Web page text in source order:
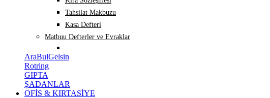
Tahsilat Makbuzu
Kasa Defteri
Matbuu Defterler ve Evraklar
AraBulGelsin
Rotring
GIPTA
ŞADANLAR
OFİS & KIRTASİYE